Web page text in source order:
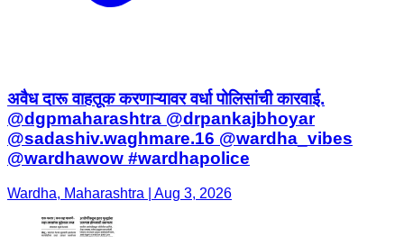
अवैध दारू वाहतूक करणाऱ्यावर वर्धा पोलिसांची कारवाई.
@dgpmaharashtra @drpankajbhoyar
@sadashiv.waghmare.16 @wardha_vibes
@wardhawow #wardhapolice
Wardha, Maharashtra | Aug 3, 2026